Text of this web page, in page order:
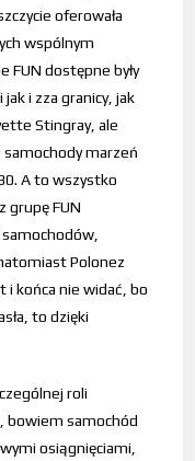
oferowała
wspólnym
FUN dostępne były
i zza granicy, jak
Stingray, ale
marzeń
A to wszystko
grupę FUN
Polonez
i końca nie widać, bo
to dzięki
roli
bowiem samochód
osiągnięciami,